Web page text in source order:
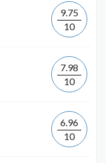
9.75
10
7.98
10
6.96
10